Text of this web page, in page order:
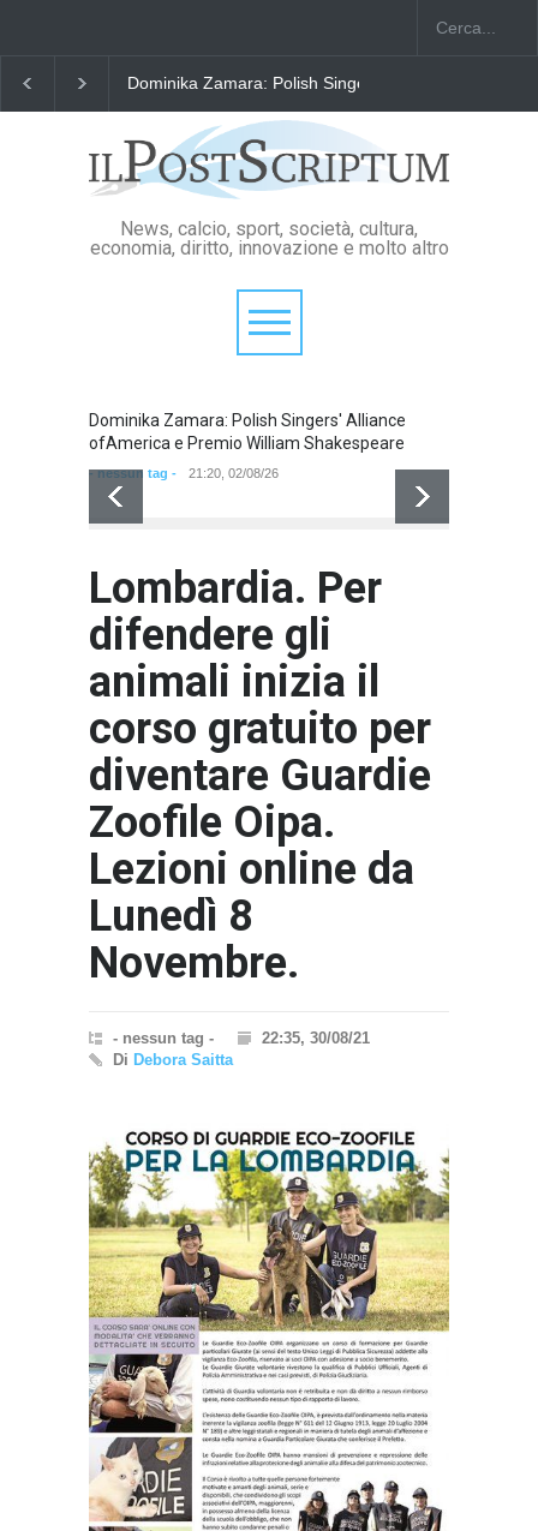
Dominika Zamara: Polish Singers' Alliance ofAmerica
News, calcio, sport, società, cultura,
economia, diritto, innovazione e molto altro
Dominika Zamara: Polish Singers' Alliance
ofAmerica e Premio William Shakespeare
- nessun tag - 21:20, 02/08/26
Lombardia. Per
difendere gli
animali inizia il
corso gratuito per
diventare Guardie
Zoofile Oipa.
Lezioni online da
Lunedì 8
Novembre.
- nessun tag -
22:35, 30/08/21
Di Debora Saitta